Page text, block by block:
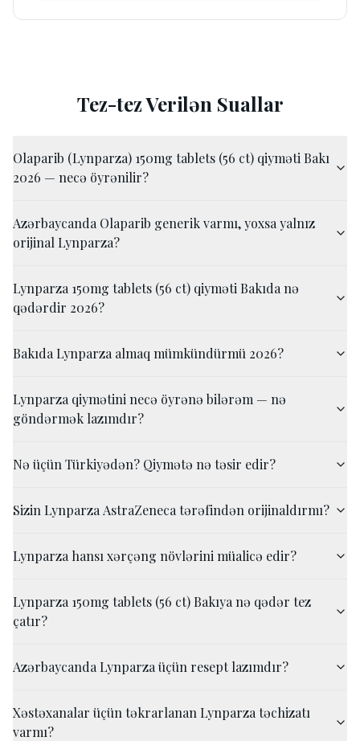
Tez-tez Verilən Suallar
Olaparib (Lynparza) 150mg tablets (56 ct) qiyməti Bakı
2026 — necə öyrənilir?
Azərbaycanda Olaparib generik varmı, yoxsa yalnız
orijinal Lynparza?
Lynparza 150mg tablets (56 ct) qiyməti Bakıda nə
qədərdir 2026?
Bakıda Lynparza almaq mümkündürmü 2026?
Lynparza qiymətini necə öyrənə bilərəm — nə
göndərmək lazımdır?
Nə üçün Türkiyədən? Qiymətə nə təsir edir?
Sizin Lynparza AstraZeneca tərəfindən orijinaldırmı?
Lynparza hansı xərçəng növlərini müalicə edir?
Lynparza 150mg tablets (56 ct) Bakıya nə qədər tez
çatır?
Azərbaycanda Lynparza üçün resept lazımdır?
Xəstəxanalar üçün təkrarlanan Lynparza təchizatı
varmı?